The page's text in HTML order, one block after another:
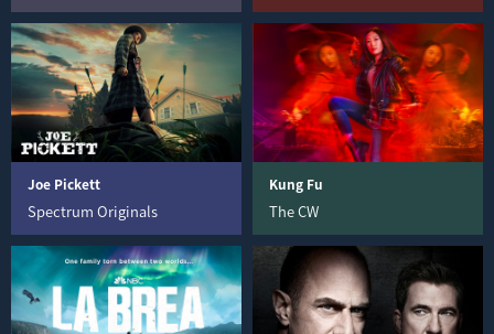
Joe Pickett
Spectrum Originals
Kung Fu
The CW